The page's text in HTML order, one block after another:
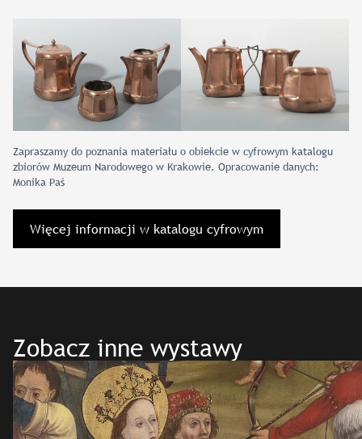
Zapraszamy do poznania materiału o obiekcie w cyfrowym katalogu
zbiorów Muzeum Narodowego w Krakowie. Opracowanie danych:
Monika Paś
Więcej informacji w katalogu cyfrowym
Zobacz inne wystawy